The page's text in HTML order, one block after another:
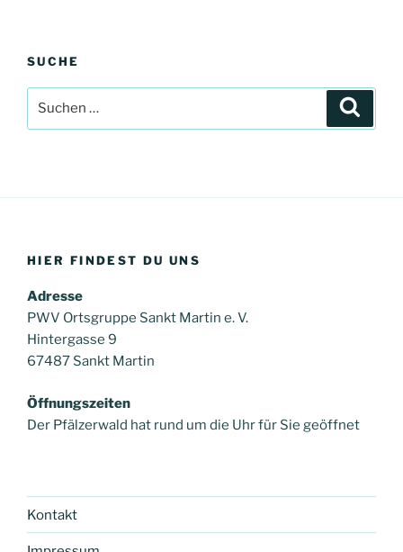
SUCHE
nach:
HIER FINDEST DU UNS
Adresse
PWV Ortsgruppe Sankt Martin e. V.
Hintergasse 9
67487 Sankt Martin
Öffnungszeiten
Der Pfälzerwald hat rund um die Uhr für Sie geöffnet
Kontakt